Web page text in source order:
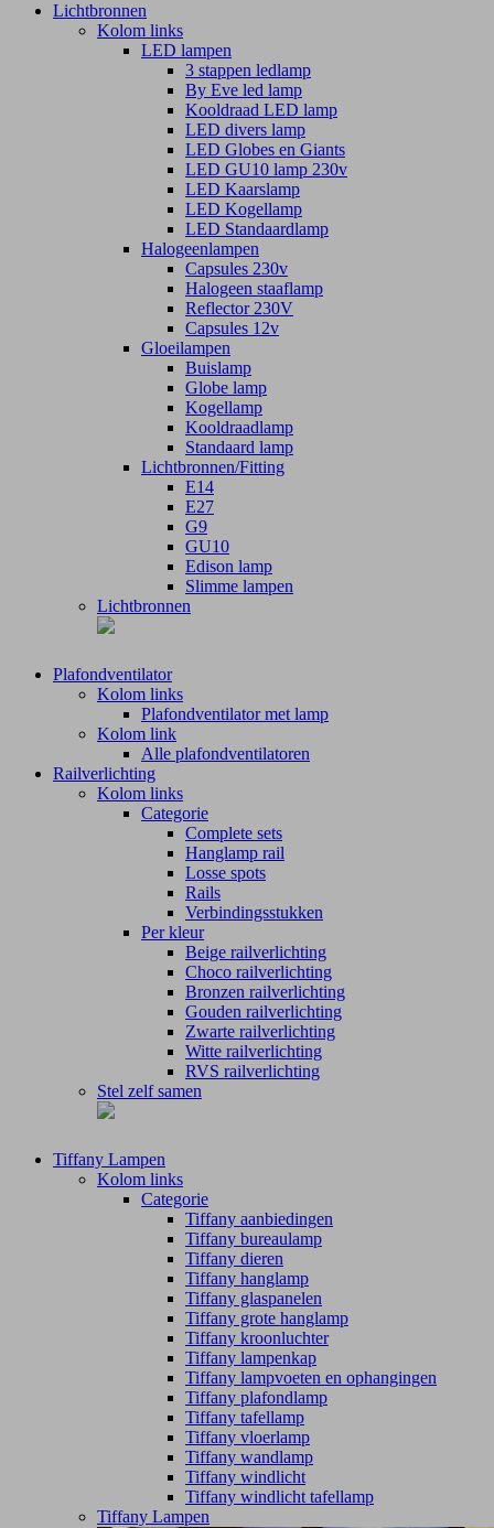
Lichtbronnen
Kolom links
LED lampen
3 stappen ledlamp
By Eve led lamp
Kooldraad LED lamp
LED divers lamp
LED Globes en Giants
LED GU10 lamp 230v
LED Kaarslamp
LED Kogellamp
LED Standaardlamp
Halogeenlampen
Capsules 230v
Halogeen staaflamp
Reflector 230V
Capsules 12v
Gloeilampen
Buislamp
Globe lamp
Kogellamp
Kooldraadlamp
Standaard lamp
Lichtbronnen/Fitting
E14
E27
G9
GU10
Edison lamp
Slimme lampen
Lichtbronnen
Plafondventilator
Kolom links
Plafondventilator met lamp
Kolom link
Alle plafondventilatoren
Railverlichting
Kolom links
Categorie
Complete sets
Hanglamp rail
Losse spots
Rails
Verbindingsstukken
Per kleur
Beige railverlichting
Choco railverlichting
Bronzen railverlichting
Gouden railverlichting
Zwarte railverlichting
Witte railverlichting
RVS railverlichting
Stel zelf samen
Tiffany Lampen
Kolom links
Categorie
Tiffany aanbiedingen
Tiffany bureaulamp
Tiffany dieren
Tiffany hanglamp
Tiffany glaspanelen
Tiffany grote hanglamp
Tiffany kroonluchter
Tiffany lampenkap
Tiffany lampvoeten en ophangingen
Tiffany plafondlamp
Tiffany tafellamp
Tiffany vloerlamp
Tiffany wandlamp
Tiffany windlicht
Tiffany windlicht tafellamp
Tiffany Lampen